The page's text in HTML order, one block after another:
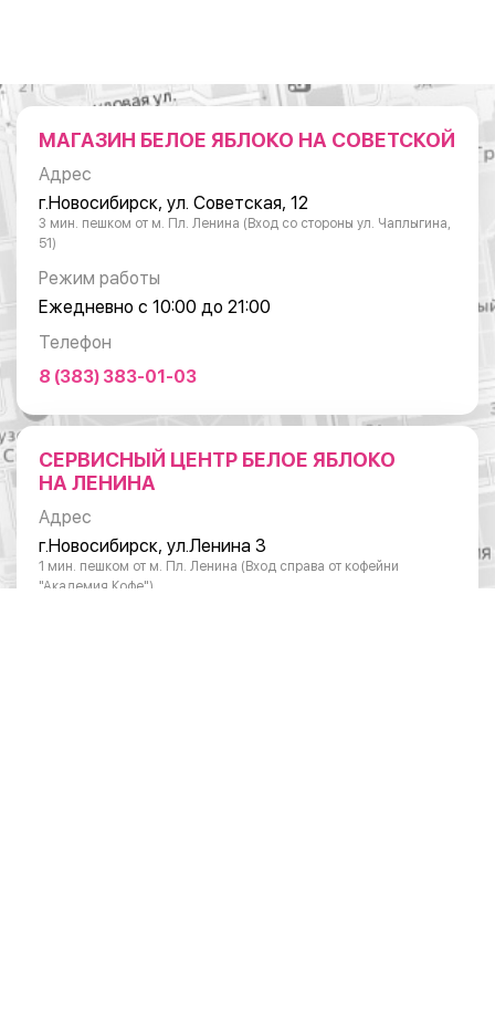
МАГАЗИН БЕЛОЕ ЯБЛОКО НА СОВЕТСКОЙ
Адрес
г.Новосибирск, ул. Советская, 12
3 мин. пешком от м. Пл. Ленина (Вход со стороны ул. Чаплыгина,
51)
Режим работы
Ежедневно с 10:00 до 21:00
Телефон
8 (383) 383-01-03
СЕРВИСНЫЙ ЦЕНТР БЕЛОЕ ЯБЛОКО
НА ЛЕНИНА
Адрес
г.Новосибирск, ул.Ленина 3
1 мин. пешком от м. Пл. Ленина (Вход справа от кофейни
"Академия Кофе")